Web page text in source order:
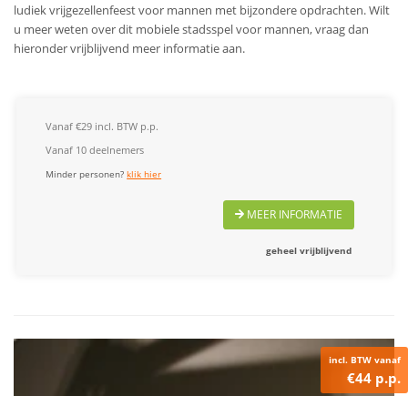
ludiek vrijgezellenfeest voor mannen met bijzondere opdrachten. Wilt
u meer weten over dit mobiele stadsspel voor mannen, vraag dan
hieronder vrijblijvend meer informatie aan.
Vanaf €29 incl. BTW p.p.
Vanaf 10 deelnemers
Minder personen?klik hier
MEER INFORMATIE
geheel vrijblijvend
incl. BTW vanaf
€44 p.p.